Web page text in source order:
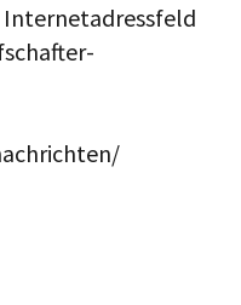
Internetadressfeld